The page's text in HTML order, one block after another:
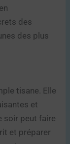
des
des plus
tisane. Elle
et
soir peut faire
et préparer